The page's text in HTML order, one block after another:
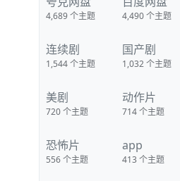
4,689 个主题 4,490 个主题
连续剧
1,544 个主题
国产剧
1,032个主题
美剧
720 个主题
动作片
714个主题
恐怖片
556 个主题
app
413个主题